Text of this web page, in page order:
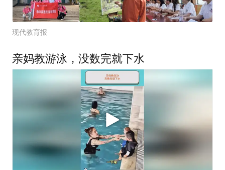
现代教育报
亲妈教游泳，没数完就下水